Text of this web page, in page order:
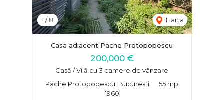
1 /8 Harta
Casa adiacent Pache Protopopescu
200,000 €
Casă / Vilă cu 3 camere de vânzare
Pache Protopopescu, Bucuresti
55 mp
1960